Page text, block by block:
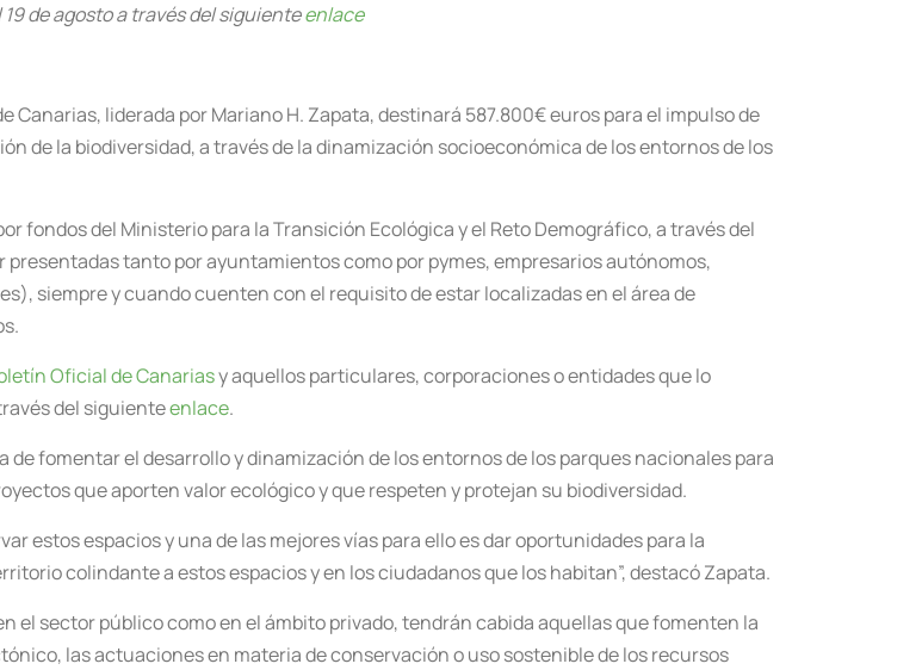
de agosto a través del siguienteenlace
Canarias, liderada por Mariano H. Zapata, destinará 587.800€ euros para el impulso de
de la biodiversidad, a través de la dinamización socioeconómica de los entornos de los
fondos del Ministerio para la Transición Ecológica y el Reto Demográfico, a través del
tanto por ayuntamientos como por pymes, empresarios autónomos,
siempre y cuando cuenten con el requisito de estar localizadas en el área de
Oficial de Canariasy aquellos particulares, corporaciones o entidades que lo
del siguienteenlace.
fomentar el desarrollo y dinamización de los entornos de los parques nacionales para
que aporten valor ecológico y que respeten y protejan su biodiversidad.
estos espacios y una de las mejores vías para ello es dar oportunidades para la
colindante a estos espacios y en los ciudadanos que los habitan”, destacó Zapata.
el sector público como en el ámbito privado, tendrán cabida aquellas que fomenten la
las actuaciones en materia de conservación o uso sostenible de los recursos